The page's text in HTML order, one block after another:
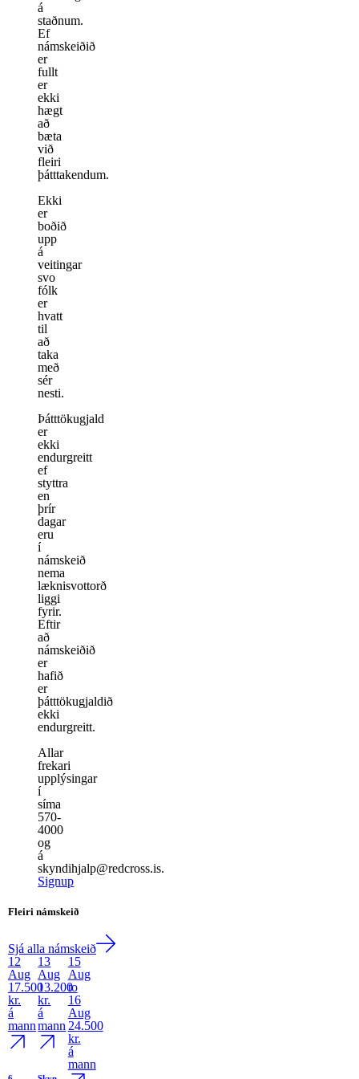
á
staðnum.
Ef
námskeiðið
er
fullt
er
ekki
hægt
að
bæta
við
fleiri
þátttakendum.
Ekki
er
boðið
upp
á
veitingar
svo
fólk
er
hvatt
til
að
taka
með
sér
nesti.
Þátttökugjald
er
ekki
endurgreitt
ef
styttra
en
þrír
dagar
eru
í
námskeið
nema
læknisvottorð
liggi
fyrir.
Eftir
að
námskeiðið
er
hafið
er
þátttökugjaldið
ekki
endurgreitt.
Allar
frekari
upplýsingar
í
síma
570-
4000
og
á
skyndihjalp@redcross.is.
Signup
Fleiri námskeið
Sjá alla námskeið
12
Aug
17.500
kr.
á
mann
13
Aug
13.200
kr.
á
mann
15
Aug
to
16
Aug
24.500
kr.
á
mann